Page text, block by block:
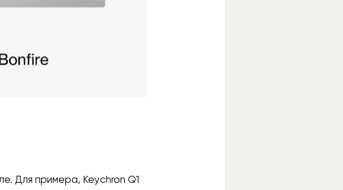
Для примера, Keychron Q1